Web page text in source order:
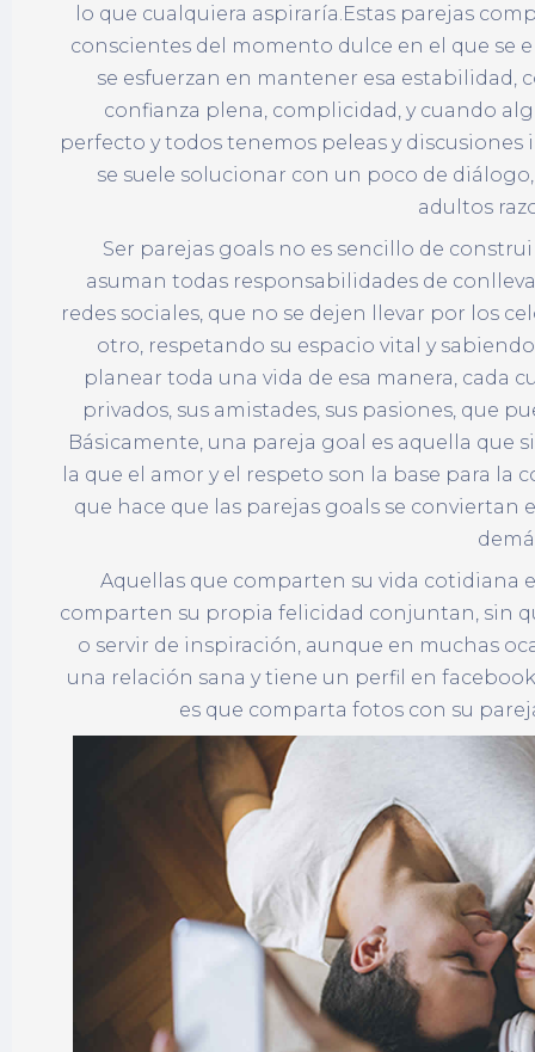
lo que cualquiera aspiraría.Estas parejas
conscientes del momento dulce en el que se
se esfuerzan en mantener esa estabilidad,
confianza plena, complicidad, y cuando
perfecto y todos tenemos peleas y
se suele solucionar con un poco de
adultos
Ser parejas goals no es sencillo de
asuman todas responsabilidades de
redes sociales, que no se dejen llevar por los
otro, respetando su espacio vital y
planear toda una vida de esa manera, cada
privados, sus amistades, sus pasiones, que
Básicamente, una pareja goal es aquella
la que el amor y el respeto son la base para la
que hace que las parejas goals se
Aquellas que comparten su vida cotidiana
comparten su propia felicidad conjuntan, sin
o servir de inspiración, aunque en muchas
una relación sana y tiene un perfil en
es que comparta fotos con su